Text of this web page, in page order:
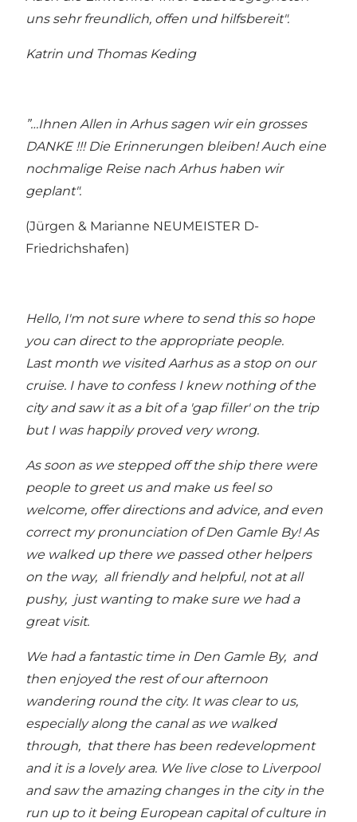
uns sehr freundlich, offen und hilfsbereit".
Katrin und Thomas Keding
”…Ihnen Allen in Arhus sagen wir ein grosses
DANKE !!! Die Erinnerungen bleiben! Auch eine
nochmalige Reise nach Arhus haben wir
geplant".
(Jürgen & Marianne NEUMEISTER D-
Friedrichshafen)
Hello, I'm not sure where to send this so hope
you can direct to the appropriate people.
Last month we visited Aarhus as a stop on our
cruise. I have to confess I knew nothing of the
city and saw it as a bit of a 'gap filler' on the trip
but I was happily proved very wrong.
As soon as we stepped off the ship there were
people to greet us and make us feel so
welcome, offer directions and advice, and even
correct my pronunciation of Den Gamle By! As
we walked up there we passed other helpers
on the way, all friendly and helpful, not at all
pushy, just wanting to make sure we had a
great visit.
We had a fantastic time in Den Gamle By, and
then enjoyed the rest of our afternoon
wandering round the city. It was clear to us,
especially along the canal as we walked
through, that there has been redevelopment
and it is a lovely area. We live close to Liverpool
and saw the amazing changes in the city in the
run up to it being European capital of culture in